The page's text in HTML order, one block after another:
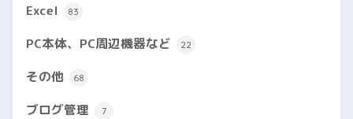
Excel 83
PC本体、PC周辺機器など 22
その他 68
ブログ管理 7